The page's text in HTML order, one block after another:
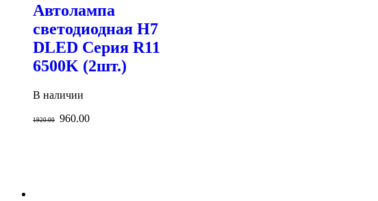
Автолампа
светодиодная H7
DLED Серия R11
6500K (2шт.)
В наличии
1920.00 960.00